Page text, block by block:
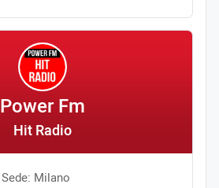
Power Fm
Hit Radio
Sede: Milano